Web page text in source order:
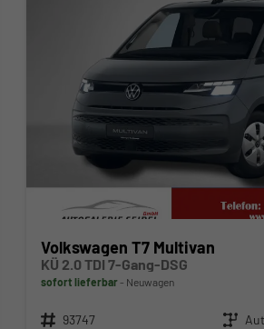
Volkswagen T7 Multivan
KÜ 2.0 TDI 7-Gang-DSG
sofort lieferbar Neuwagen
Fahrzeugnr. 93747 Getriebe